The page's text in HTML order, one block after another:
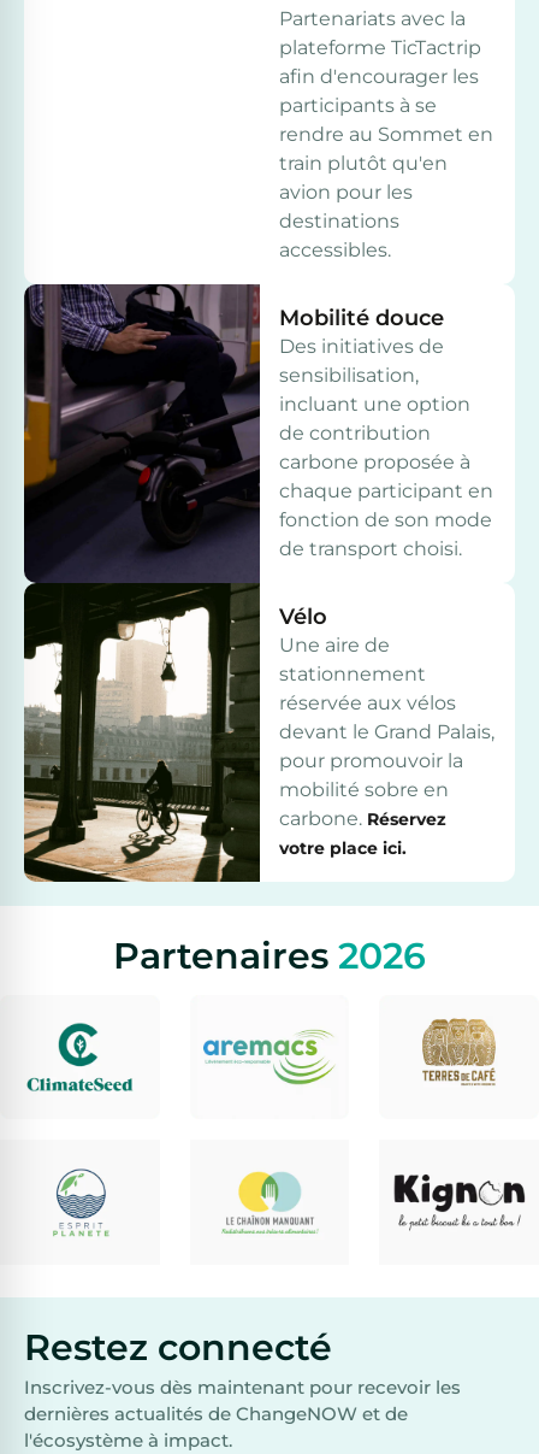
Partenariats avec la
plateforme TicTactrip
afin d'encourager les
participants à se
rendre au Sommet en
train plutôt qu'en
avion pour les
destinations
accessibles.
Mobilité douce
Des initiatives de
sensibilisation,
incluant une option
de contribution
carbone proposée à
chaque participant en
fonction de son mode
de transport choisi.
Vélo
Une aire de
stationnement
réservée aux vélos
devant le Grand Palais,
pour promouvoir la
mobilité sobre en
carbone. Réservez
votre place ici.
Partenaires 2026
Restez connecté
Inscrivez-vous dès maintenant pour recevoir les
dernières actualités de ChangeNOW et de
l'écosystème à impact.